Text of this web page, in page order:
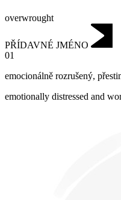
overwrought
PŘÍDAVNÉ JMÉNO
01
emocionálně rozrušený,
emotionally distressed and